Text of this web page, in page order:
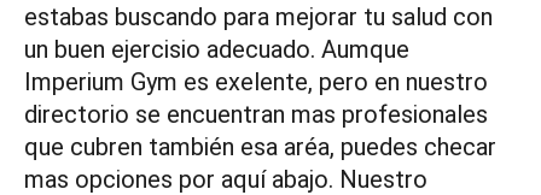
estabas buscando para mejorar tu salud con
un buen ejercisio adecuado. Aumque
Imperium Gym es exelente, pero en nuestro
directorio se encuentran mas profesionales
que cubren también esa aréa, puedes checar
mas opciones por aquí abajo. Nuestro